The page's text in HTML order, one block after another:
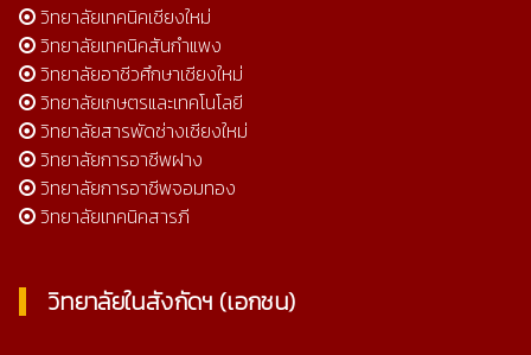
วิทยาลัยเทคนิคเชียงใหม่
วิทยาลัยเทคนิคสันกำแพง
วิทยาลัยอาชีวศึกษาเชียงใหม่
วิทยาลัยเกษตรและเทคโนโลยี
วิทยาลัยสารพัดช่างเชียงใหม่
วิทยาลัยการอาชีพฝาง
วิทยาลัยการอาชีพจอมทอง
วิทยาลัยเทคนิคสารภี
วิทยาลัยในสังกัดฯ (เอกชน)